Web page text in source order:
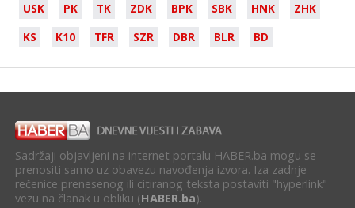
USK PK TK ZDK BPK SBK HNK
ZHK
KS
K10 TFR SZR DBR BLR BD
Sadržaji objavljeni na internet portalu HABER.ba mogu se
prenositi samo uz obavezu navođenja izvora. Iza zadnje
rečenice prenesenog ili citiranog teksta postaviti "hyperlink"
vezu na članak u obliku (HABER.ba).